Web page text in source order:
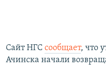
Сайт НГС сообщает, что
Ачинска начали